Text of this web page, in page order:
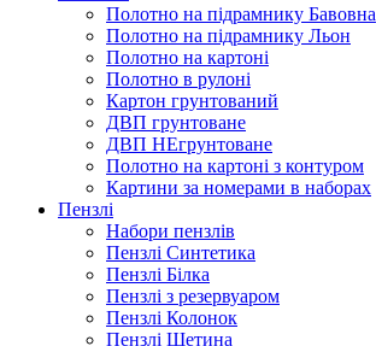
Полотно на підрамнику Бавовна
Полотно на підрамнику Льон
Полотно на картоні
Полотно в рулоні
Картон грунтований
ДВП грунтоване
ДВП НЕгрунтоване
Полотно на картоні з контуром
Картини за номерами в наборах
Пензлі
Набори пензлів
Пензлі Синтетика
Пензлі Білка
Пензлі з резервуаром
Пензлі Колонок
Пензлі Щетина